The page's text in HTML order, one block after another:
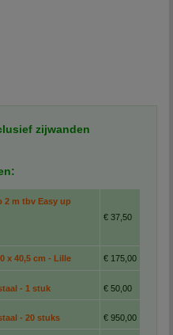
zijwanden
2 m tbv Easy up
€ 37,50
x 40,5 cm - Lille € 175,00
- 1 stuk € 50,00
- 20 stuks € 950,00